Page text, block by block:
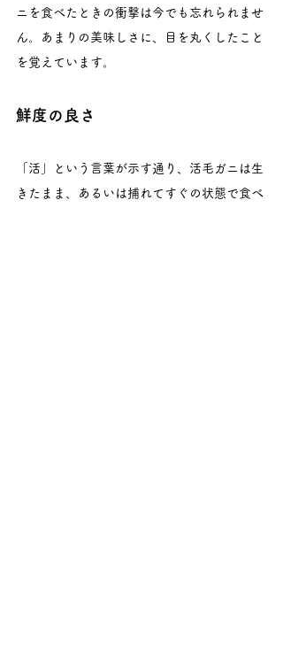
ニを食べたときの衝撃は今でも忘れられませ
ん。あまりの美味しさに、目を丸くしたこと
を覚えています。
鮮度の良さ
「活」という言葉が示す通り、活毛ガニは生
きたまま、あるいは捕れてすぐの状態で食べ